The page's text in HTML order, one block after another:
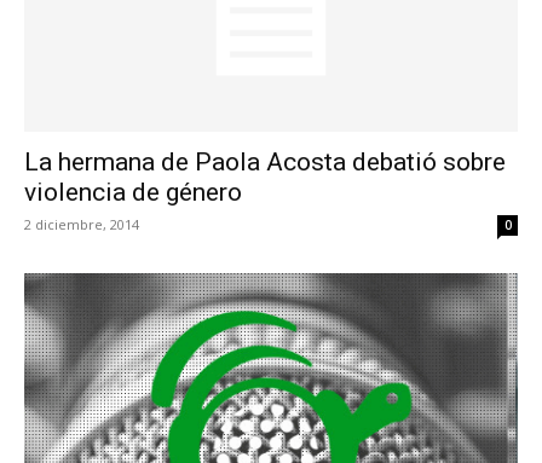
La hermana de Paola Acosta debatió sobre
violencia de género
2 diciembre, 2014 0